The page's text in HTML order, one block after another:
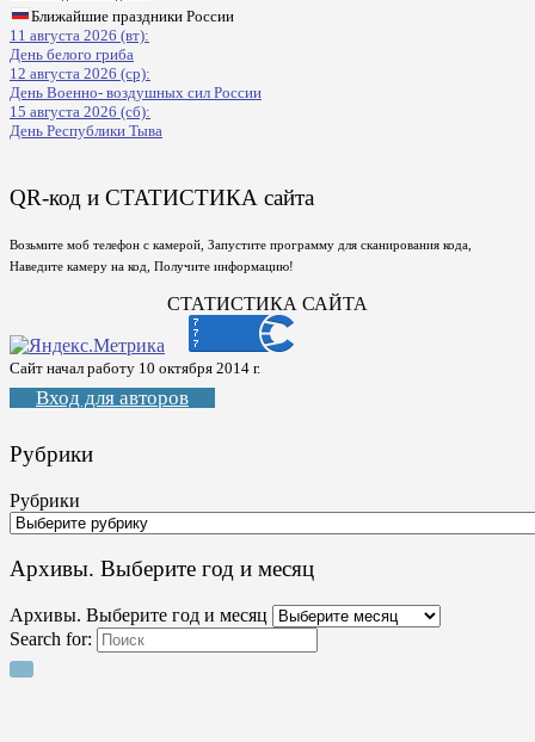
Ближайшие праздники России
11 августа 2026 (вт):
День белого гриба
12 августа 2026 (ср):
День Военно- воздушных сил России
15 августа 2026 (сб):
День Республики Тыва
QR-код и СТАТИСТИКА сайта
Возьмите моб телефон с камерой, Запустите программу для сканирования кода,
Наведите камеру на код, Получите информацию!
СТАТИСТИКА САЙТА
Сайт начал работу 10 октября 2014 г.
Вход для авторов
Рубрики
Рубрики
Архивы. Выберите год и месяц
Архивы. Выберите год и месяц
Search for: